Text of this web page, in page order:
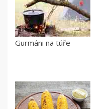
Gurmáni na túře